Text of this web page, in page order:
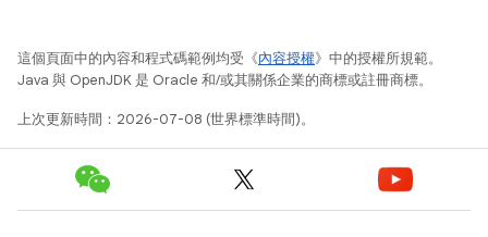
這個頁面中的內容和程式碼範例均受《內容授權》中的授權所規範。
Java 與 OpenJDK 是 Oracle 和/或其關係企業的商標或註冊商標。
上次更新時間：2026-07-08 (世界標準時間)。